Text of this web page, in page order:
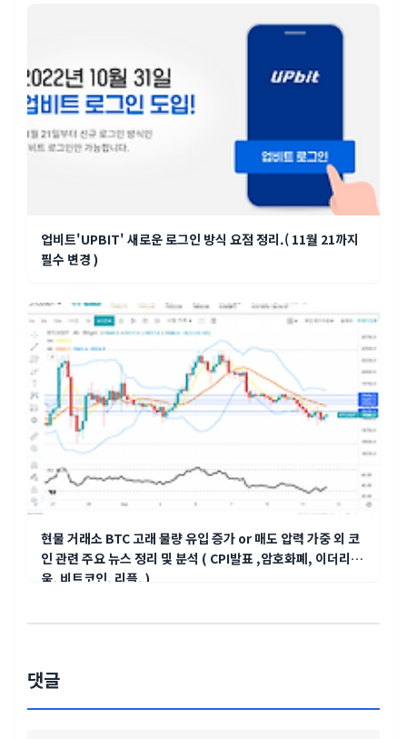
업비트'UPBIT' 새로운 로그인 방식 요점 정리.( 11월 21까지
필수 변경 )
현물 거래소 BTC 고래 물량 유입 증가 or 매도 압력 가중 외 코
인 관련 주요 뉴스 정리 및 분석 ( CPI발표 ,암호화폐, 이더리
움, 비트코인, 리플, )
댓글